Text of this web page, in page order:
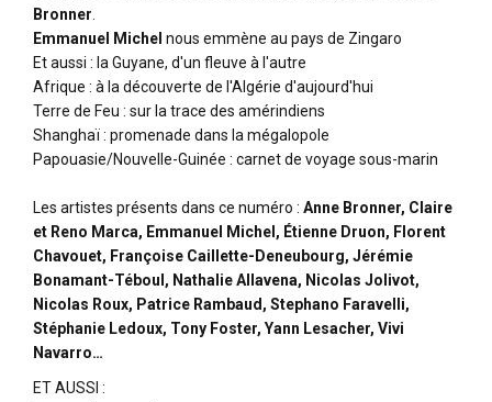
Bronner
Emmanuel Michel nous emmène au pays de Zingaro
Et aussi : la Guyane, d'un fleuve à l'autre
Afrique : à la découverte de l'Algérie d'aujourd'hui
Terre de Feu : sur la trace des amérindiens
Shanghaï : promenade dans la mégalopole
Papouasie/Nouvelle-Guinée : carnet de voyage sous-marin
Les artistes présents dans ce numéro : Anne Bronner, Claire
et Reno Marca, Emmanuel Michel, Étienne Druon, Florent
Chavouet, Françoise Caillette-Deneubourg, Jérémie
Bonamant-Téboul, Nathalie Allavena, Nicolas Jolivot,
Nicolas Roux, Patrice Rambaud, Stephano Faravelli,
Stéphanie Ledoux, Tony Foster, Yann Lesacher, Vivi
Navarro…
ET AUSSI :